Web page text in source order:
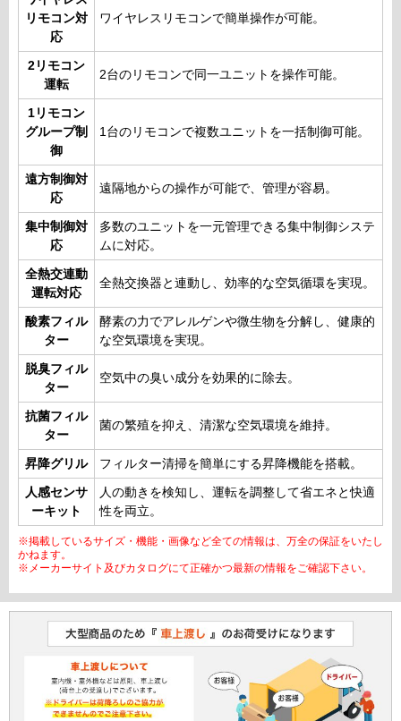
リモコン対
応
ワイヤレスリモコンで簡単操作が可能。
2リモコン
運転
2台のリモコンで同一ユニットを操作可能。
1リモコン
グループ制
御
1台のリモコンで複数ユニットを一括制御可能。
遠方制御対
応
遠隔地からの操作が可能で、管理が容易。
集中制御対
応
多数のユニットを一元管理できる集中制御システ
ムに対応。
全熱交連動
運転対応
全熱交換器と連動し、効率的な空気循環を実現。
酸素フィル
ター
酵素の力でアレルゲンや微生物を分解し、健康的
な空気環境を実現。
脱臭フィル
ター
空気中の臭い成分を効果的に除去。
抗菌フィル
ター
菌の繁殖を抑え、清潔な空気環境を維持。
昇降グリル フィルター清掃を簡単にする昇降機能を搭載。
人感センサ
ーキット
人の動きを検知し、運転を調整して省エネと快適
性を両立。
※掲載しているサイズ・機能・画像など全ての情報は、万全の保証をいたし
かねます。
※メーカーサイト及びカタログにて正確かつ最新の情報をご確認下さい。